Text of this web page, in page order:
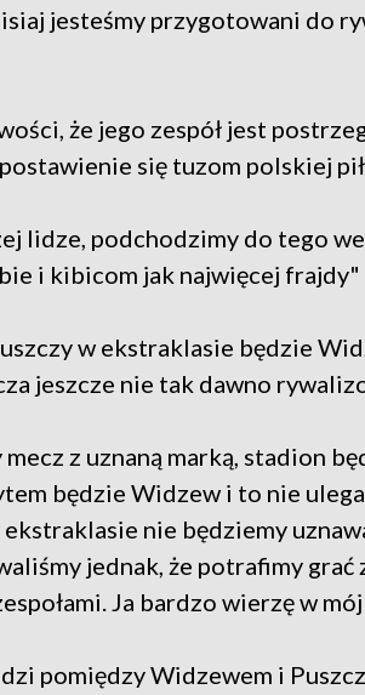
jesteśmy przygotowani do
że jego zespół jest
się tuzom polskiej
lidze, podchodzimy do tego
i kibicom jak najwięcej frajdy"
w ekstraklasie będzie
jeszcze nie tak dawno
z uznaną marką, stadion
będzie Widzew i to nie
nie będziemy
jednak, że potrafimy grać
Ja bardzo wierzę w mój
pomiędzy Widzewem i